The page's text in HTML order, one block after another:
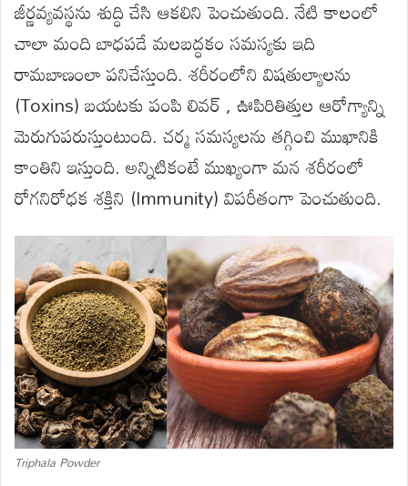
జీర్ణవ్యవస్థను శుద్ధి చేసి ఆకలిని పెంచుతుంది. నేటి కాలంలో
చాలా మంది బాధపడే మలబద్ధకం సమస్యకు ఇది
రామబాణంలా పనిచేస్తుంది. శరీరంలోని విషతుల్యాలను
(Toxins) బయటకు పంపి లివర్ , ఊపిరితిత్తుల ఆరోగ్యాన్ని
మెరుగుపరుస్తుంటుంది. చర్మ సమస్యలను తగ్గించి ముఖానికి
కాంతిని ఇస్తుంది. అన్నిటికంటే ముఖ్యంగా మన శరీరంలో
రోగనిరోధక శక్తిని (Immunity) విపరీతంగా పెంచుతుంది.
Triphala Powder